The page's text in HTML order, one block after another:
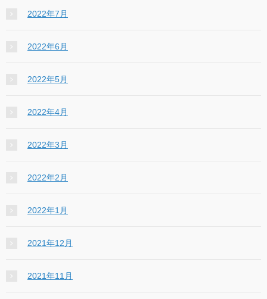
2022年7月
2022年6月
2022年5月
2022年4月
2022年3月
2022年2月
2022年1月
2021年12月
2021年11月